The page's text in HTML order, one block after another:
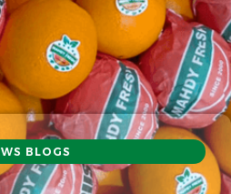
BLOGS